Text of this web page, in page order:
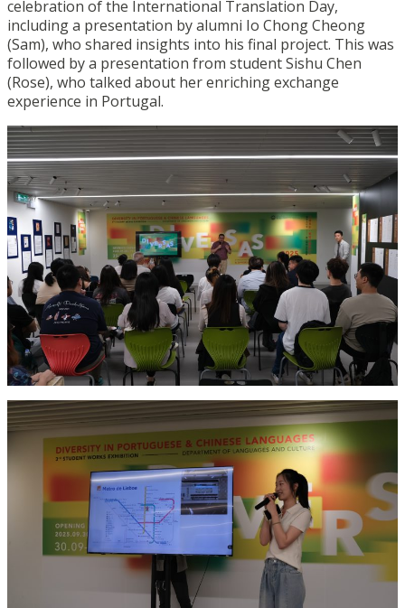
celebration of the International Translation Day,
including a presentation by alumni Io Chong Cheong
(Sam), who shared insights into his final project. This was
followed by a presentation from student Sishu Chen
(Rose), who talked about her enriching exchange
experience in Portugal.